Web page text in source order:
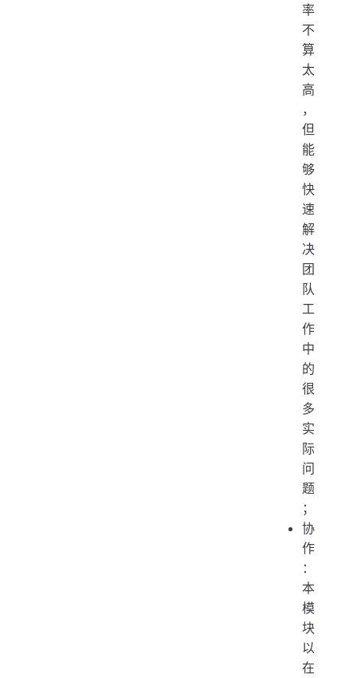
率
不
算
太
高
，
但
能
够
快
速
解
决
团
队
工
作
中
的
很
多
实
际
问
题
；
协
作
：
本
模
块
以
在